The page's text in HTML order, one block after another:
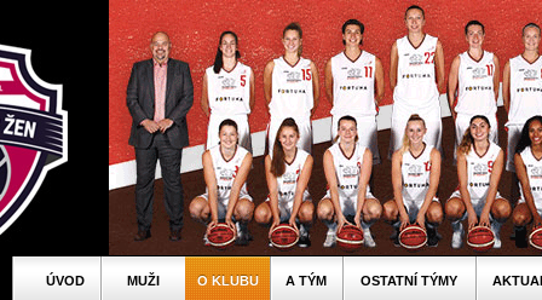
ÚVOD MUŽI O KLUBU A TÝM OSTATNÍ TÝMY